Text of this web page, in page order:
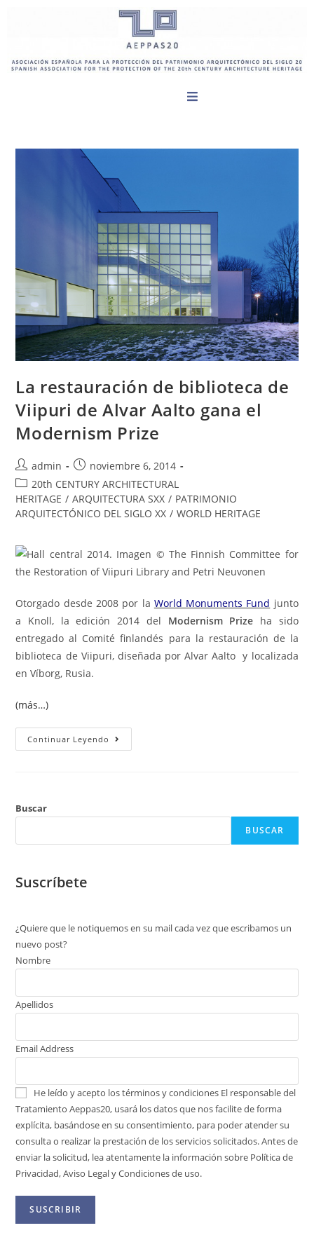
La restauración de biblioteca de
Viipuri de Alvar Aalto gana el
Modernism Prize
admin
noviembre 6, 2014
20th CENTURY ARCHITECTURAL
HERITAGE / ARQUITECTURA SXX / PATRIMONIO
ARQUITECTÓNICO DEL SIGLO XX / WORLD HERITAGE
Otorgado desde 2008 por la World Monuments Fund junto
a Knoll, la edición 2014 del Modernism Prize ha sido
entregado al Comité finlandés para la restauración de la
biblioteca de Viipuri, diseñada por Alvar Aalto y localizada
en Víborg, Rusia.
(más…)
Continuar Leyendo
Buscar
BUSCAR
Suscríbete
¿Quiere que le notiquemos en su mail cada vez que escribamos un
nuevo post?
Nombre
Apellidos
Email Address
He leído y acepto los términos y condiciones El responsable del
Tratamiento Aeppas20, usará los datos que nos facilite de forma
explícita, basándose en su consentimiento, para poder atender su
consulta o realizar la prestación de los servicios solicitados. Antes de
enviar la solicitud, lea atentamente la información sobre Política de
Privacidad, Aviso Legal y Condiciones de uso.